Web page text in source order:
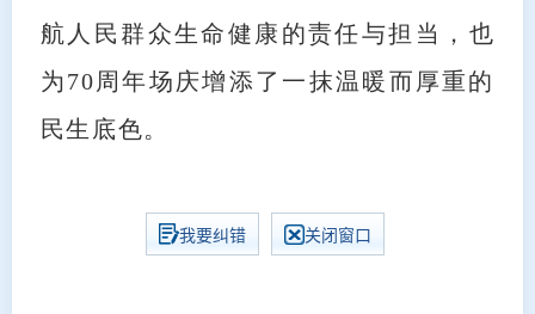
航人民群众生命健康的责任与担当，也
为70周年场庆增添了一抹温暖而厚重的
民生底色。
我要纠错 关闭窗口